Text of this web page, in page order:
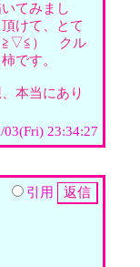
てみまし
けて、とて
≧▽≦） クル
です。
本当にあり
23:34:27
引用